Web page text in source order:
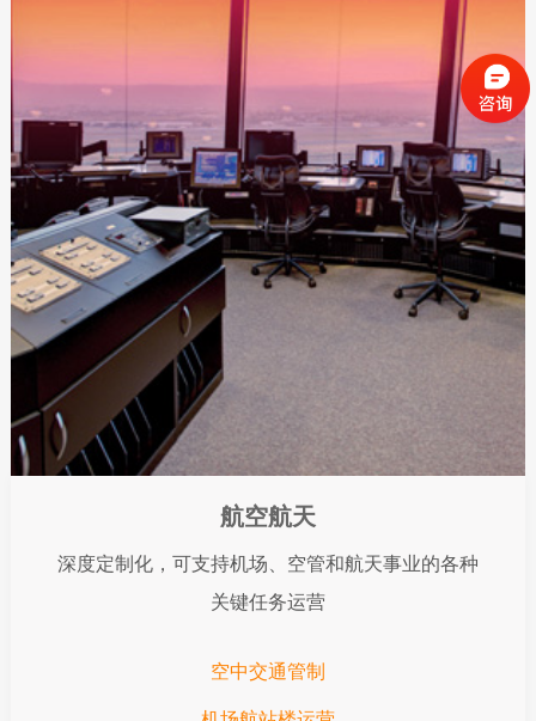
航空航天
深度定制化，可支持机场、空管和航天事业的各种
关键任务运营
空中交通管制